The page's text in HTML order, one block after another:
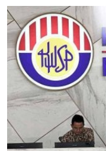
kes-kes kritikal